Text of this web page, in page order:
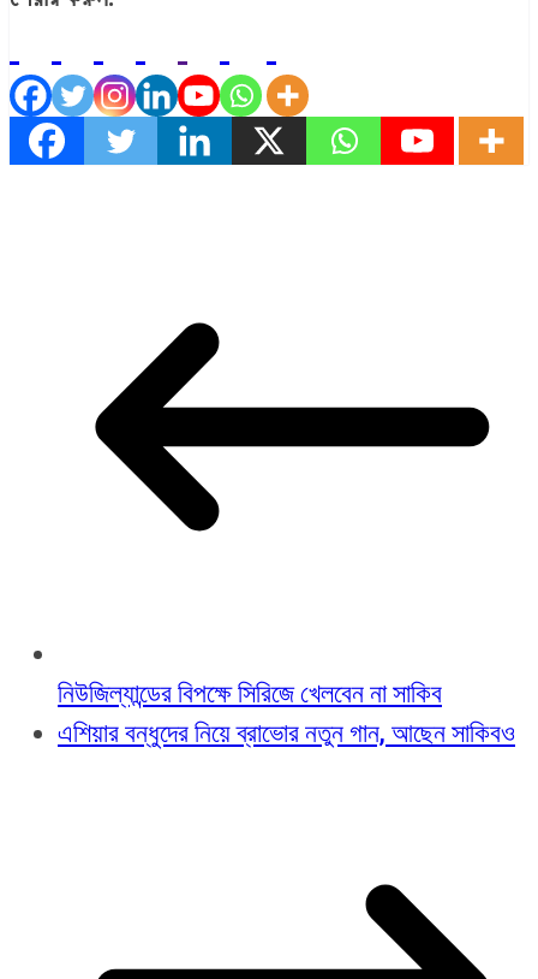
নিউজিল্যান্ডের বিপক্ষে সিরিজে খেলবেন না সাকিব
এশিয়ার বন্ধুদের নিয়ে ব্রাভোর নতুন গান, আছেন সাকিবও